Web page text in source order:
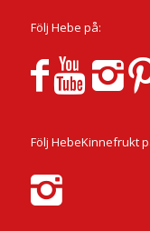
Följ Hebe på:
Följ HebeKinnefrukt